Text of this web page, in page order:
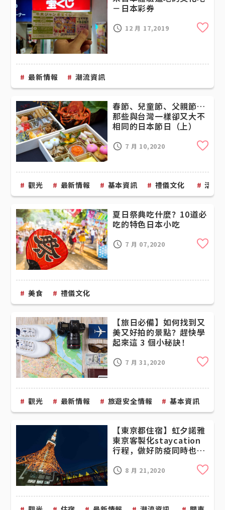
－日本彩券
12 月 17,2019
最新情報 潮流資訊
春節、兒童節、父親節…
那些與台灣一樣卻又大不
相同的日本節日（上）
7 月 10,2020
觀光 最新情報 基本資訊 禮儀文化 活動
夏日祭典吃什麼？10道必
吃的特色日本小吃
7 月 07,2020
美食 禮儀文化
【旅日必備】如何找到又
美又好拍的景點？趕快學
起來這 3 個小秘訣！
7 月 31,2020
觀光 最新情報 旅遊安全情報 基本資訊
【東京都住宿】虹夕諾雅
東京客製化staycation
行程，做好防疫同時也能
8 月 21,2020